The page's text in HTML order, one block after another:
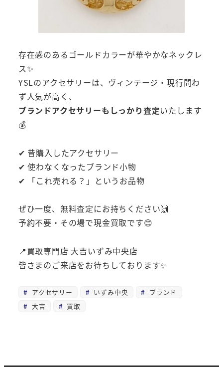
存在感のあるゴールドカラーが華やかなネックレ
ス✨
YSLのアクセサリーは、ヴィンテージ・現行問わ
ず人気が高く、
ブランドアクセサリーもしっかり査定いたします
💰
✔ 昔購入したアクセサリー
✔ 使わなくなったブランド小物
✔ 「これ売れる？」というお品物
ぜひ一度、無料査定にお持ちください🙌
予約不要・その場で現金買取です😊
📍買取専門店 大吉いずみ中央店
皆さまのご来店をお待ちしております✨
アクセサリー いずみ中央
ブランド
大吉
買取